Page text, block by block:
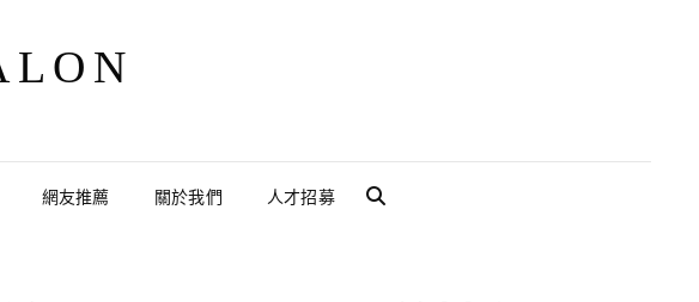
網友推薦 關於我們 人才招募